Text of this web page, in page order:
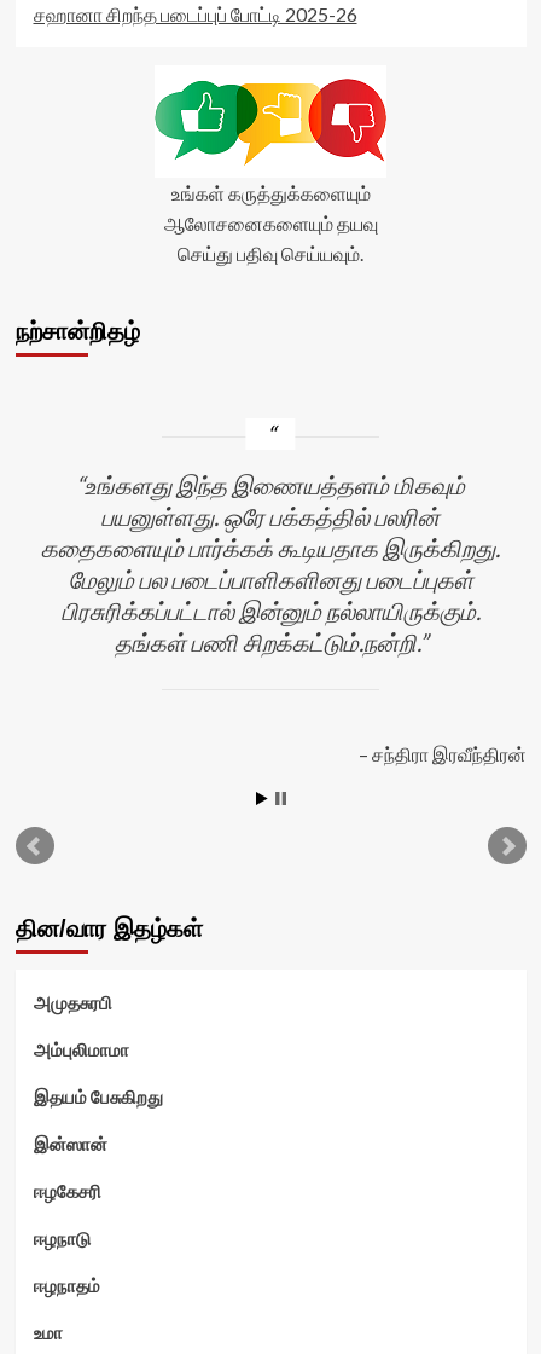
சஹானா சிறந்த படைப்புப் போட்டி 2025-26
உங்கள் கருத்துக்களையும்
ஆலோசனைகளையும் தயவு
செய்து பதிவு செய்யவும்.
நற்சான்றிதழ்
உங்களது இந்த இணையத்தளம் மிகவும்
பயனுள்ளது. ஒரே பக்கத்தில் பலரின்
கதைகளையும் பார்க்கக் கூடியதாக இருக்கிறது.
மேலும் பல படைப்பாளிகளினது படைப்புகள்
பிரசுரிக்கப்பட்டால் இன்னும் நல்லாயிருக்கும்.
தங்கள் பணி சிறக்கட்டும்.நன்றி.
சந்திரா இரவீந்திரன்
தின/வார இதழ்கள்
அமுதசுரபி
அம்புலிமாமா
இதயம் பேசுகிறது
இன்ஸான்
ஈழகேசரி
ஈழநாடு
ஈழநாதம்
உமா